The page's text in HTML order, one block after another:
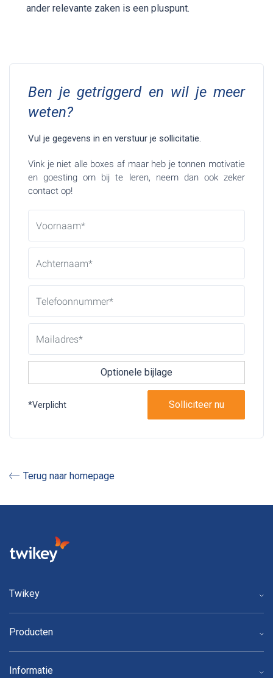
ander relevante zaken is een pluspunt.
Ben je getriggerd en wil je meer
weten?
Vul je gegevens in en verstuur je sollicitatie.
Vink je niet alle boxes af maar heb je tonnen motivatie
en goesting om bij te leren, neem dan ook zeker
contact op!
Optionele bijlage
*Verplicht
Terug naar homepage
Twikey
Producten
Informatie